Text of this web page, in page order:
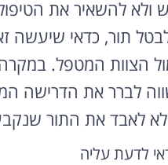
ולא להשאיר את
תור, כדאי
הצוות המטפל. במקרה
לברר את הדרישה
לא לאבד את התור
לדעת עליה